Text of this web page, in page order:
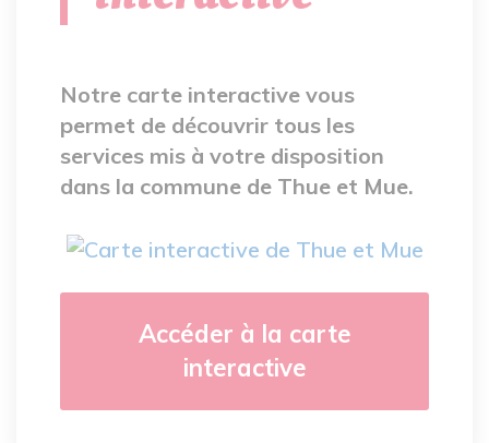
Notre carte interactive vous
permet de découvrir tous les
services mis à votre disposition
dans la commune de Thue et Mue.
Accéder à la carte
interactive